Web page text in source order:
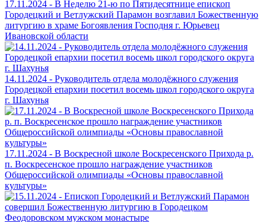
17.11.2024 - В Неделю 21-ю по Пятидесятнице епископ
Городецкий и Ветлужский Парамон возглавил Божественную
литургию в храме Богоявления Господня г. Юрьевец
Ивановской области
14.11.2024 - Руководитель отдела молодёжного служения
Городецкой епархии посетил восемь школ городского округа
г. Шахунья
17.11.2024 - В Воскресной школе Воскресенского Прихода р.
п. Воскресенское прошло награждение участников
Общероссийской олимпиады «Основы православной
культуры»